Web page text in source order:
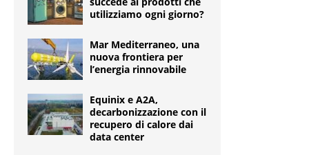
utilizziamo ogni giorno?
Mar Mediterraneo, una
nuova frontiera per
l’energia rinnovabile
Equinix e A2A,
decarbonizzazione con il
recupero di calore dai
data center